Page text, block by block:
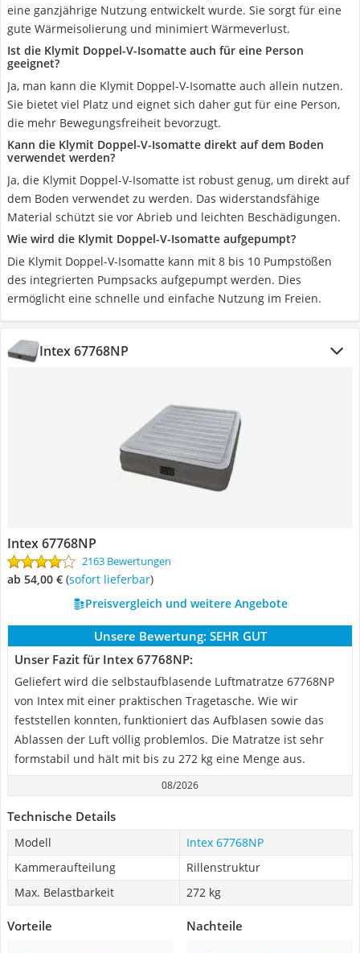
eine ganzjährige Nutzung entwickelt wurde. Sie sorgt für eine
gute Wärmeisolierung und minimiert Wärmeverlust.
Ist die Klymit Doppel-V-Isomatte auch für eine Person
geeignet?
Ja, man kann die Klymit Doppel-V-Isomatte auch allein nutzen.
Sie bietet viel Platz und eignet sich daher gut für eine Person,
die mehr Bewegungsfreiheit bevorzugt.
Kann die Klymit Doppel-V-Isomatte direkt auf dem Boden
verwendet werden?
Ja, die Klymit Doppel-V-Isomatte ist robust genug, um direkt auf
dem Boden verwendet zu werden. Das widerstandsfähige
Material schützt sie vor Abrieb und leichten Beschädigungen.
Wie wird die Klymit Doppel-V-Isomatte aufgepumpt?
Die Klymit Doppel-V-Isomatte kann mit 8 bis 10 Pumpstößen
des integrierten Pumpsacks aufgepumpt werden. Dies
ermöglicht eine schnelle und einfache Nutzung im Freien.
Intex 67768NP
Intex 67768NP
2163 Bewertungen
ab 54,00 € ( Sofort lieferbar)
Preisvergleich und weitere Angebote
Unsere Bewertung: SEHR GUT
Unser Fazit für Intex 67768NP:
Geliefert wird die selbstaufblasende Luftmatratze ‎67768NP
von Intex mit einer praktischen Tragetasche. Wie wir
feststellen konnten, funktioniert das Aufblasen sowie das
Ablassen der Luft völlig problemlos. Die Matratze ist sehr
formstabil und hält mit bis zu 272 kg eine Menge aus.
08/2026
Technische Details
Modell
Intex 67768NP
Kammeraufteilung
Rillenstruktur
Max. Belastbarkeit
272 kg
Vorteile Nachteile